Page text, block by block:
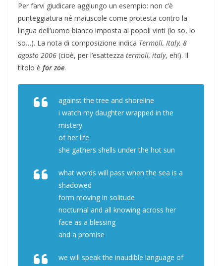
Per farvi giudicare aggiungo un esempio: non c’è
punteggiatura né maiuscole come protesta contro la
lingua dell’uomo bianco imposta ai popoli vinti (lo so, lo
so…). La nota di composizione indica Termoli, Italy, 8
agosto 2006 (cioè, per l’esattezza termoli, italy, eh!). Il
titolo è for zoe.
against the tree and shoreline
i watch my daughter wrapped in the
mistery
of her life
she gathers shells under the hot sun
what words will pass when the sea is a
shadowed
form moving in solitude
nocturnal and all knowing across her
face as a blessing
and a promise
we will speak the inaudible language of